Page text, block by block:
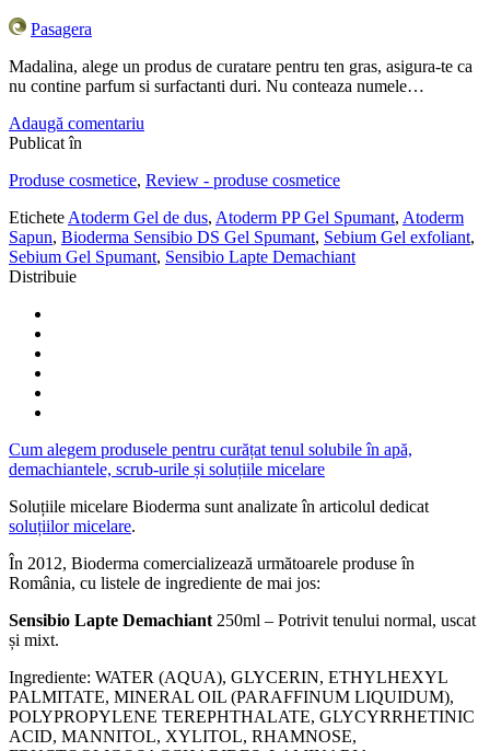
Pasagera
Madalina, alege un produs de curatare pentru ten gras, asigura-te ca
nu contine parfum si surfactanti duri. Nu conteaza numele…
Adaugă comentariu
Publicat în
Produse cosmetice, Review - produse cosmetice
Etichete Atoderm Gel de dus, Atoderm PP Gel Spumant, Atoderm
Sapun, Bioderma Sensibio DS Gel Spumant, Sebium Gel exfoliant,
Sebium Gel Spumant, Sensibio Lapte Demachiant
Distribuie
Cum alegem produsele pentru curățat tenul solubile în apă,
demachiantele, scrub-urile și soluțiile micelare
Soluțiile micelare Bioderma sunt analizate în articolul dedicat
soluțiilor micelare.
În 2012, Bioderma comercializează următoarele produse în
România, cu listele de ingrediente de mai jos:
Sensibio Lapte Demachiant 250ml – Potrivit tenului normal, uscat
și mixt.
Ingrediente: WATER (AQUA), GLYCERIN, ETHYLHEXYL
PALMITATE, MINERAL OIL (PARAFFINUM LIQUIDUM),
POLYPROPYLENE TEREPHTHALATE, GLYCYRRHETINIC
ACID, MANNITOL, XYLITOL, RHAMNOSE,